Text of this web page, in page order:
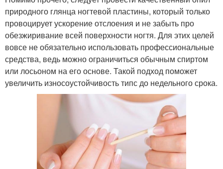
природного глянца ногтевой пластины, который только
провоцирует ускорение отслоения и не забыть про
обезжиривание всей поверхности ногтя. Для этих целей
вовсе не обязательно использовать профессиональные
средства, ведь можно ограничиться обычным спиртом
или лосьоном на его основе. Такой подход поможет
увеличить износоустойчивость типс до недельного срока.